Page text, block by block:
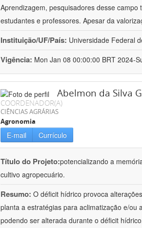
Aprendizagem, pesquisadores desse
estudantes e professores. Apesar da
Instituição/UF/País: Universidade Federal
Vigência: Mon Jan 08 00:00:00 BRT 2024-
Abelmon da Silva
COORDENADOR(A)
CIÊNCIAS AGRÁRIAS
Agronomia
E-mail Currículo
Título do Projeto:potencializando a
cultivo agropecuário.
Resumo: O déficit hídrico provoca
planta a estratégias para aclimatização e/ou
podendo ser alterada durante o déficit